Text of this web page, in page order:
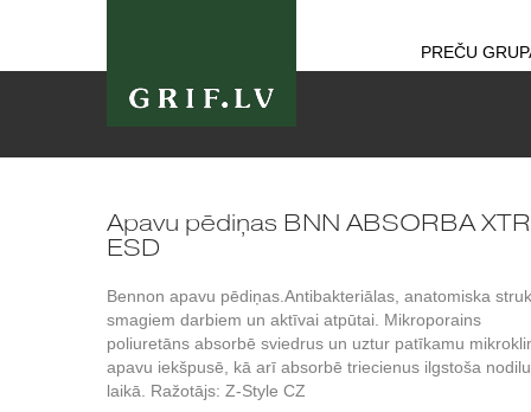
PREČU
Apavu pēdiņas BNN ABSORBA XTR
ESD
Bennon apavu pēdiņas.Antibakteriālas, anatomiska
smagiem darbiem un aktīvai atpūtai. Mikroporains
poliuretāns absorbē sviedrus un uztur patīkamu
apavu iekšpusē, kā arī absorbē triecienus ilgstoša
laikā. Ražotājs: Z-Style CZ